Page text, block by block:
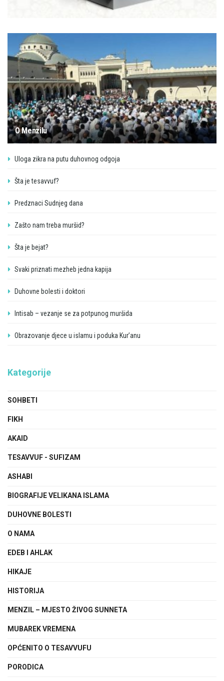
O Menzilu
Uloga zikra na putu duhovnog odgoja
Šta je tesavvuf?
Predznaci Sudnjeg dana
Zašto nam treba muršid?
Šta je bejat?
Svaki priznati mezheb jedna kapija
Duhovne bolesti i doktori
Intisab – vezanje se za potpunog muršida
Obrazovanje djece u islamu i poduka Kur’anu
Kategorije
SOHBETI
FIKH
AKAID
TESAVVUF - SUFIZAM
ASHABI
BIOGRAFIJE VELIKANA ISLAMA
DUHOVNE BOLESTI
O NAMA
EDEB I AHLAK
HIKAJE
HISTORIJA
MENZIL – MJESTO ŽIVOG SUNNETA
MUBAREK VREMENA
OPĆENITO O TESAVVUFU
PORODICA